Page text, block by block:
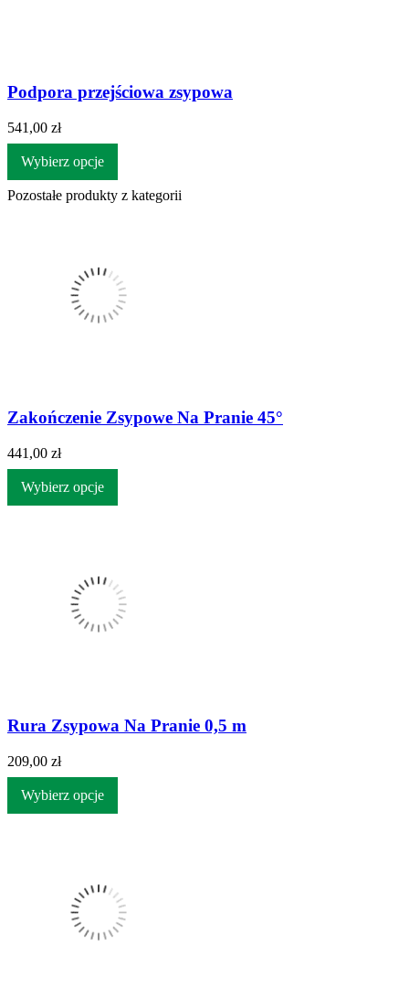
Podpora przejściowa zsypowa
541,00 zł
Wybierz opcje
Pozostałe produkty z kategorii
Zakończenie Zsypowe Na Pranie 45°
441,00 zł
Wybierz opcje
Rura Zsypowa Na Pranie 0,5 m
209,00 zł
Wybierz opcje